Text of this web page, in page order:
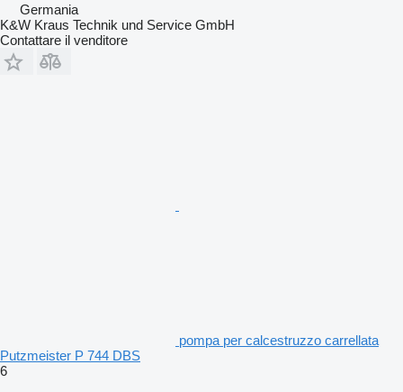
Germania
K&W Kraus Technik und Service GmbH
Contattare il venditore
pompa per calcestruzzo carrellata
Putzmeister P 744 DBS
6